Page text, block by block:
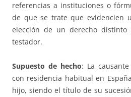
referencias a instituciones o
de que se trate que evidencien
elección de un derecho
testador.
Supuesto de hecho: La
con residencia habitual en
hijo, siendo el título de su